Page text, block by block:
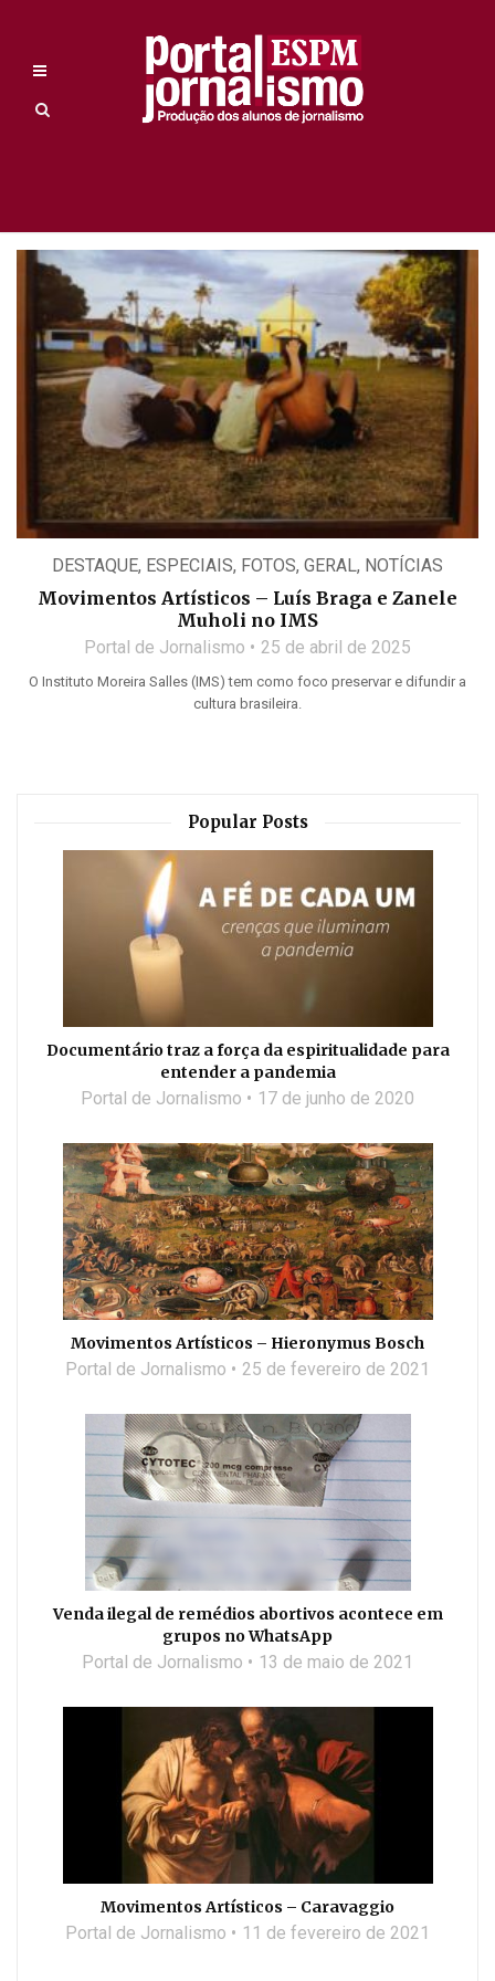
DESTAQUE, ESPECIAIS, FOTOS, GERAL, NOTÍCIAS
Movimentos Artísticos – Luís Braga e Zanele
Muholi no IMS
Portal de Jornalismo 25 de abril de 2025
O Instituto Moreira Salles (IMS) tem como foco preservar e difundir a
cultura brasileira.
Popular Posts
Documentário traz a força da espiritualidade para
entender a pandemia
Portal de Jornalismo 17 de junho de 2020
Movimentos Artísticos – Hieronymus Bosch
Portal de Jornalismo 25 de fevereiro de 2021
Venda ilegal de remédios abortivos acontece em
grupos no WhatsApp
Portal de Jornalismo 13 de maio de 2021
Movimentos Artísticos – Caravaggio
Portal de Jornalismo 11 de fevereiro de 2021